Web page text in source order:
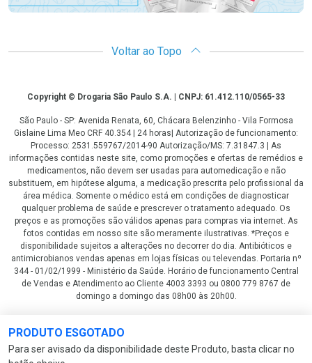
PRODUTO ESGOTADO
Para ser avisado da disponibilidade deste Produto, basta clicar no
Voltar ao Topo
CopyrightCopyright © Drogaria São Paulo S.A. | CNPJ: 61.412.110/0565-33
São Paulo - SP: Avenida Renata, 60, Chácara Belenzinho - Vila Formosa
Gislaine Lima Meo CRF 40.354 | 24 horas| Autorização de funcionamento:
Processo: 2531.559767/2014-90 Autorização/MS: 7.31847.3 | As
informações contidas neste site, como promoções e ofertas de remédios e
medicamentos, não devem ser usadas para automedicação e não
substituem, em hipótese alguma, a medicação prescrita pelo profissional da
área médica. Somente o médico está em condições de diagnosticar
qualquer problema de saúde e prescrever o tratamento adequado. Os
preços e as promoções são válidos apenas para compras via internet. As
fotos contidas em nosso site são meramente ilustrativas. *Preços e
disponibilidade sujeitos a alterações no decorrer do dia. Antibióticos e
antimicrobianos vendas apenas em lojas físicas ou televendas. Portaria nº
344 - 01/02/1999 - Ministério da Saúde. Horário de funcionamento Central
de Vendas e Atendimento ao Cliente 4003 3393 ou 0800 779 8767 de
domingo a domingo das 08h00 às 20h00.
LGPD Aceite os Cookies